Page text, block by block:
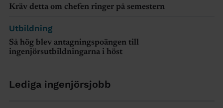
Kräv detta om chefen ringer på semestern
Utbildning
Så hög blev antagningspoängen till
ingenjörsutbildningarna i höst
Lediga ingenjörsjobb